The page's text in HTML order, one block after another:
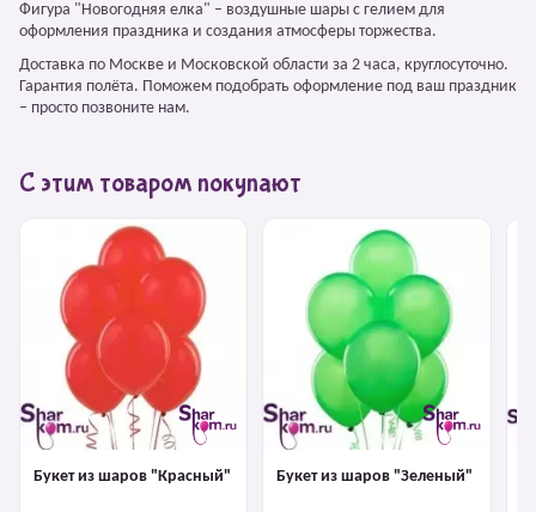
Фигура "Новогодняя елка" – воздушные шары с гелием для
оформления праздника и создания атмосферы торжества.
Доставка по Москве и Московской области за 2 часа, круглосуточно.
Гарантия полёта. Поможем подобрать оформление под ваш праздник
– просто позвоните нам.
С этим товаром покупают
Букет из шаров "Красный" Букет из шаров "Зеленый"